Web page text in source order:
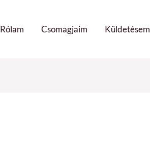
Rólam Csomagjaim Küldetésem